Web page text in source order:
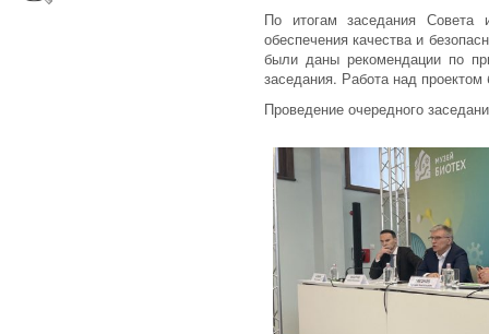
По итогам заседания Совета
обеспечения качества и
были даны рекомендации по
заседания. Работа над
Проведение очередного